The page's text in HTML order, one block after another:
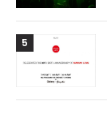
5